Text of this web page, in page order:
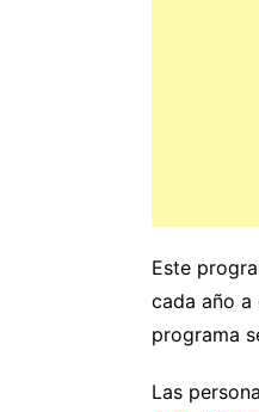
Este
cada año a
programa
Las